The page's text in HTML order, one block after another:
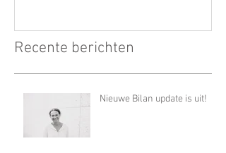
Recente berichten
Nieuwe Bilan update is uit!